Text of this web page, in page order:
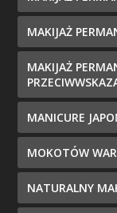
MAKIJAŻ
MAKIJAŻ
MANICURE
MOKOTÓW
NATURALNY